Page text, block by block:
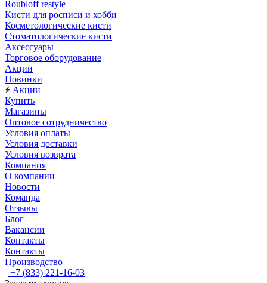
Roubloff restyle
Кисти для росписи и хобби
Косметологические кисти
Стоматологические кисти
Аксессуары
Торговое оборудование
Акции
Новинки
Акции
Купить
Магазины
Оптовое сотрудничество
Условия оплаты
Условия доставки
Условия возврата
Компания
О компании
Новости
Команда
Отзывы
Блог
Вакансии
Контакты
Контакты
Производство
+7 (833) 221-16-03